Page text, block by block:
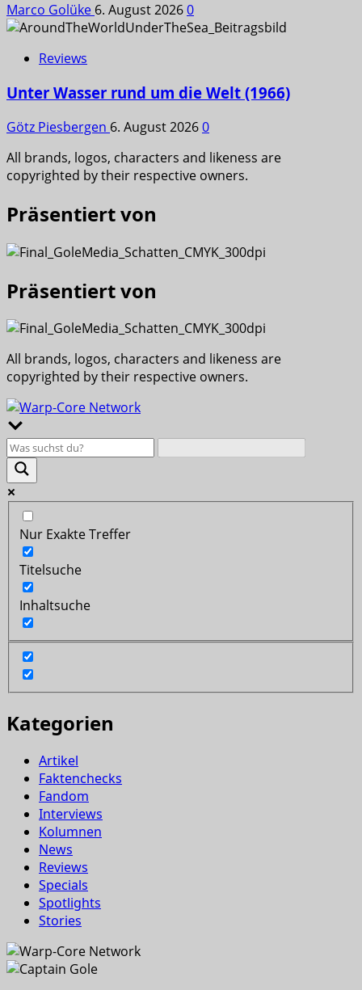
Marco Golüke 6. August 20260
Reviews
Unter Wasser rund um die Welt (1966)
Götz Piesbergen 6. August 20260
All brands, logos, characters and likeness are
copyrighted by their respective owners.
Präsentiert von
Präsentiert von
All brands, logos, characters and likeness are
copyrighted by their respective owners.
Nur Exakte Treffer
Titelsuche
Inhaltsuche
Kategorien
Artikel
Faktenchecks
Fandom
Interviews
Kolumnen
News
Reviews
Specials
Spotlights
Stories